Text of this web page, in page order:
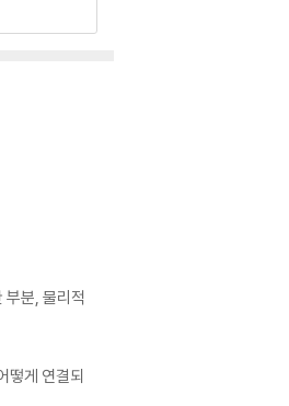
부분, 물리적
떻게 연결되